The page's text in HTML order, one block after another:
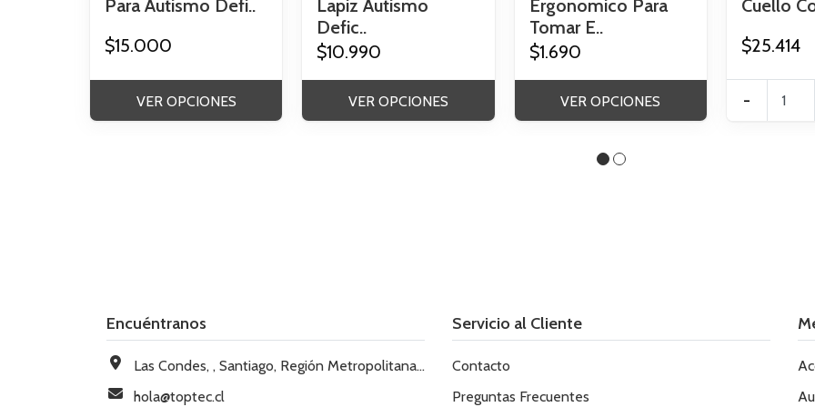
Para Autismo Defi..
$15.000
VER OPCIONES
Lapiz Autismo
Defic..
$10.990
VER OPCIONES
Ergonomico Para
Tomar E..
$1.690
VER OPCIONES
Cuello
$25.414
-
Encuéntranos
Las Condes, , Santiago, Región Metropolitana, Chile
hola@toptec.cl
Servicio al Cliente
Contacto
Preguntas Frecuentes